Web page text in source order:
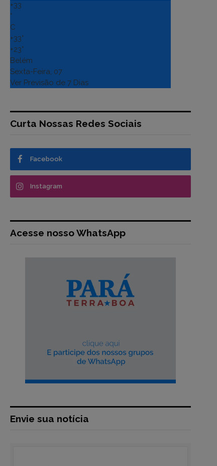
+33
°
C
+33°
+23°
Belém
Sexta-Feira, 07
Ver Previsão de 7 Dias
Curta Nossas Redes Sociais
Facebook
Instagram
Acesse nosso WhatsApp
Envie sua notícia